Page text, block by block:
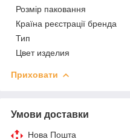
Розмір паковання
Країна реєстрації бренда
Тип
Цвет изделия
Приховати
Умови доставки
Нова Пошта